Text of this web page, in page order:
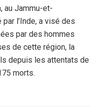
au Jammu-et-
l’Inde, a visé des
par des hommes
de cette région, la
depuis les attentats de
morts.